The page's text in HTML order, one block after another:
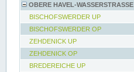
OBERE HAVEL-WASSERSTRASSE
BISCHOFSWERDER UP
BISCHOFSWERDER OP
ZEHDENICK UP
ZEHDENICK OP
BREDEREICHE UP